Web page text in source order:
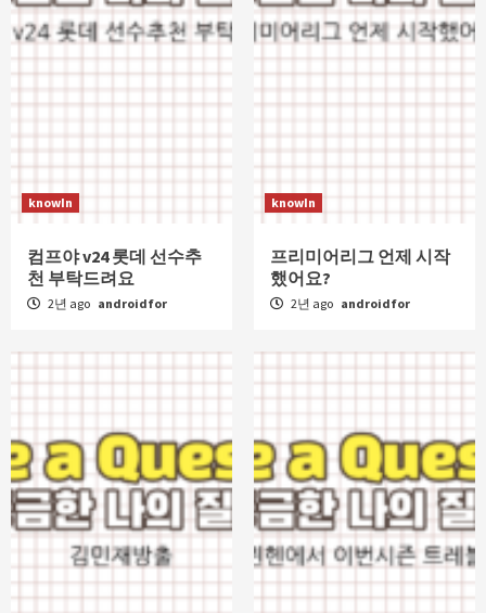
knowIn
컴프야 v24 롯데 선수추
천 부탁드려요
2년 ago androidfor
knowIn
프리미어리그 언제 시작
했어요?
2년 ago androidfor